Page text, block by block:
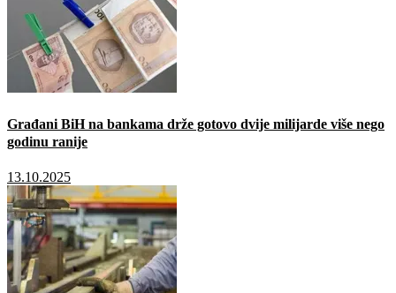
Građani BiH na bankama drže gotovo dvije milijarde više nego
godinu ranije
13.10.2025